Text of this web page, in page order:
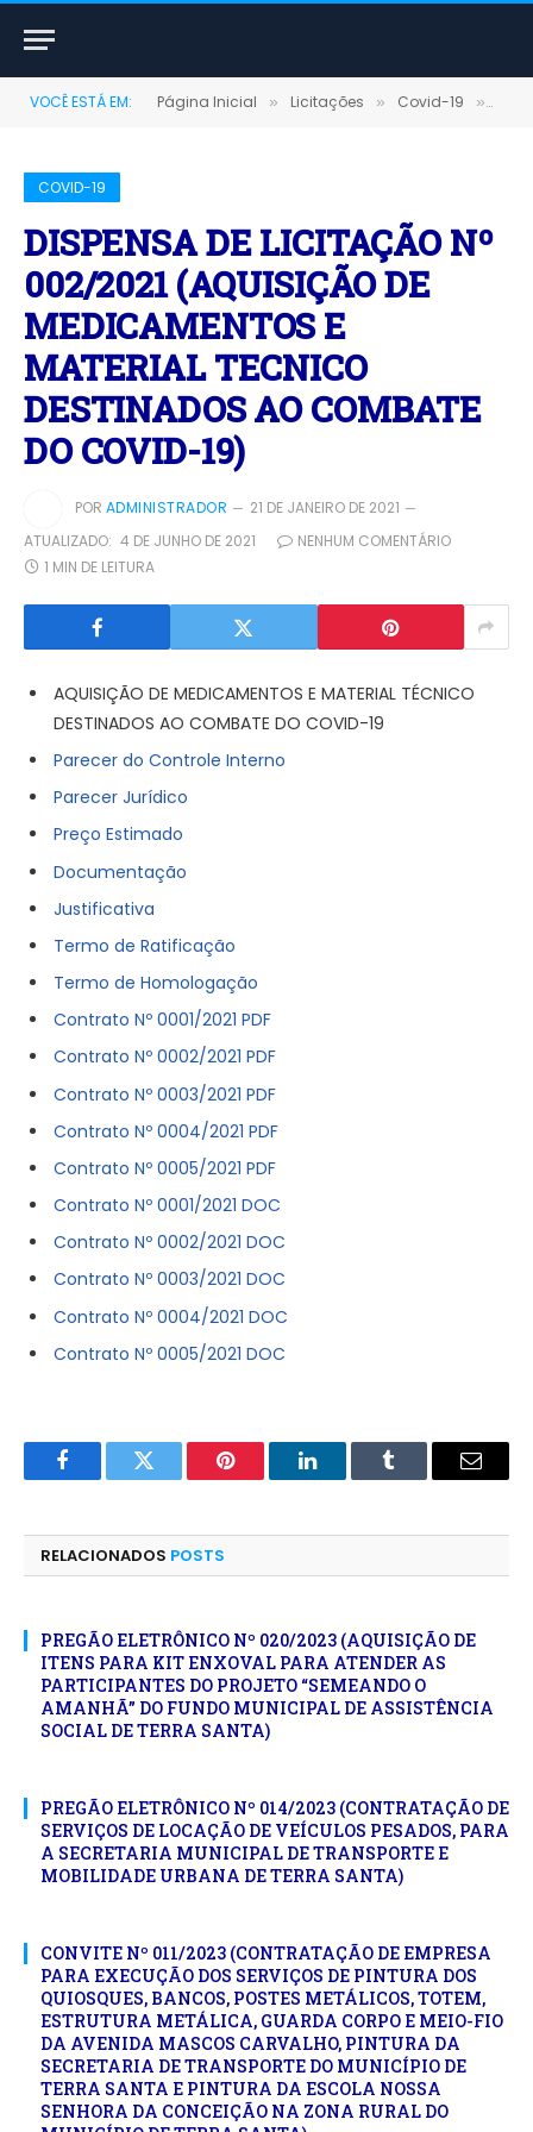
VOCÊ ESTÁ EM: Página Inicial » Licitações » Covid-19 »
COVID-19
DISPENSA DE LICITAÇÃO Nº
002/2021 (AQUISIÇÃO DE
MEDICAMENTOS E
MATERIAL TECNICO
DESTINADOS AO COMBATE
DO COVID-19)
POR ADMINISTRADOR
21 DE JANEIRO DE 2021
ATUALIZADO: 4 DE JUNHO DE 2021
NENHUM COMENTÁRIO
1 MIN DE LEITURA
AQUISIÇÃO DE MEDICAMENTOS E MATERIAL TÉCNICO
DESTINADOS AO COMBATE DO COVID-19
Parecer do Controle Interno
Parecer Jurídico
Preço Estimado
Documentação
Justificativa
Termo de Ratificação
Termo de Homologação
Contrato Nº 0001/2021 PDF
Contrato Nº 0002/2021 PDF
Contrato Nº 0003/2021 PDF
Contrato Nº 0004/2021 PDF
Contrato Nº 0005/2021 PDF
Contrato Nº 0001/2021 DOC
Contrato Nº 0002/2021 DOC
Contrato Nº 0003/2021 DOC
Contrato Nº 0004/2021 DOC
Contrato Nº 0005/2021 DOC
FacebookTwitter Pinterest LinkedInTumblr
E-
RELACIONADOS POSTS
PREGÃO ELETRÔNICO Nº 020/2023 (AQUISIÇÃO DE
ITENS PARA KIT ENXOVAL PARA ATENDER AS
PARTICIPANTES DO PROJETO “SEMEANDO O
AMANHÃ” DO FUNDO MUNICIPAL DE ASSISTÊNCIA
SOCIAL DE TERRA SANTA)
PREGÃO ELETRÔNICO Nº 014/2023 (CONTRATAÇÃO DE
SERVIÇOS DE LOCAÇÃO DE VEÍCULOS PESADOS, PARA
A SECRETARIA MUNICIPAL DE TRANSPORTE E
MOBILIDADE URBANA DE TERRA SANTA)
CONVITE Nº 011/2023 (CONTRATAÇÃO DE EMPRESA
PARA EXECUÇÃO DOS SERVIÇOS DE PINTURA DOS
QUIOSQUES, BANCOS, POSTES METÁLICOS, TOTEM,
ESTRUTURA METÁLICA, GUARDA CORPO E MEIO-FIO
DA AVENIDA MASCOS CARVALHO, PINTURA DA
SECRETARIA DE TRANSPORTE DO MUNICÍPIO DE
TERRA SANTA E PINTURA DA ESCOLA NOSSA
SENHORA DA CONCEIÇÃO NA ZONA RURAL DO